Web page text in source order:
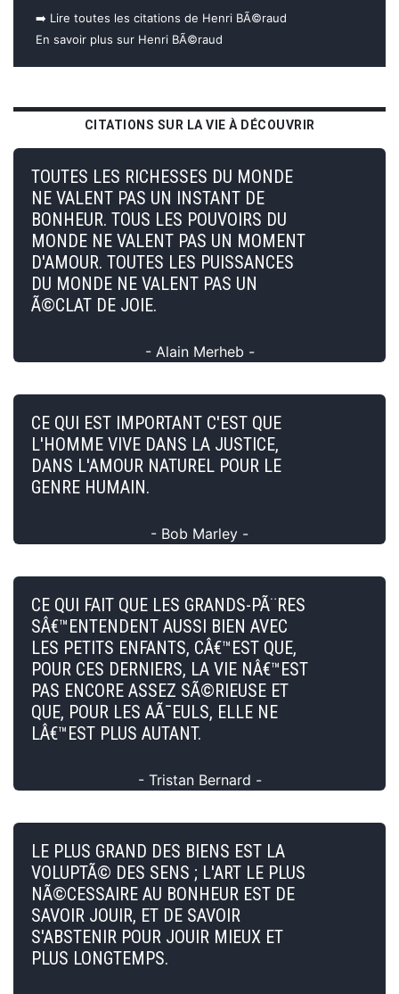
➡️ Lire toutes les citations de Henri BÃ©raud
En savoir plus sur Henri BÃ©raud
CITATIONS SUR LA VIE À DÉCOUVRIR
TOUTES LES RICHESSES DU MONDE
NE VALENT PAS UN INSTANT DE
BONHEUR. TOUS LES POUVOIRS DU
MONDE NE VALENT PAS UN MOMENT
D'AMOUR. TOUTES LES PUISSANCES
DU MONDE NE VALENT PAS UN
Ã©CLAT DE JOIE.
- Alain Merheb -
CE QUI EST IMPORTANT C'EST QUE
L'HOMME VIVE DANS LA JUSTICE,
DANS L'AMOUR NATUREL POUR LE
GENRE HUMAIN.
- Bob Marley -
CE QUI FAIT QUE LES GRANDS-PÃ¨RES
SÂ€™ENTENDENT AUSSI BIEN AVEC
LES PETITS ENFANTS, CÂ€™EST QUE,
POUR CES DERNIERS, LA VIE NÂ€™EST
PAS ENCORE ASSEZ SÃ©RIEUSE ET
QUE, POUR LES AÃ¯EULS, ELLE NE
LÂ€™EST PLUS AUTANT.
- Tristan Bernard -
LE PLUS GRAND DES BIENS EST LA
VOLUPTÃ© DES SENS ; L'ART LE PLUS
NÃ©CESSAIRE AU BONHEUR EST DE
SAVOIR JOUIR, ET DE SAVOIR
S'ABSTENIR POUR JOUIR MIEUX ET
PLUS LONGTEMPS.